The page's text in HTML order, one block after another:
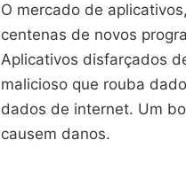
O mercado de
centenas de novos
Aplicativos disfarçados
malicioso que rouba
dados de internet. Um
causem danos.